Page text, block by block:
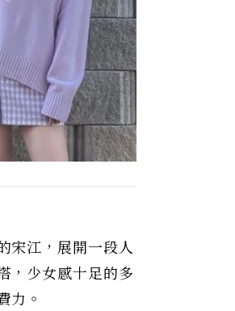
宋江，展開一段人
，少女感十足的多
力。